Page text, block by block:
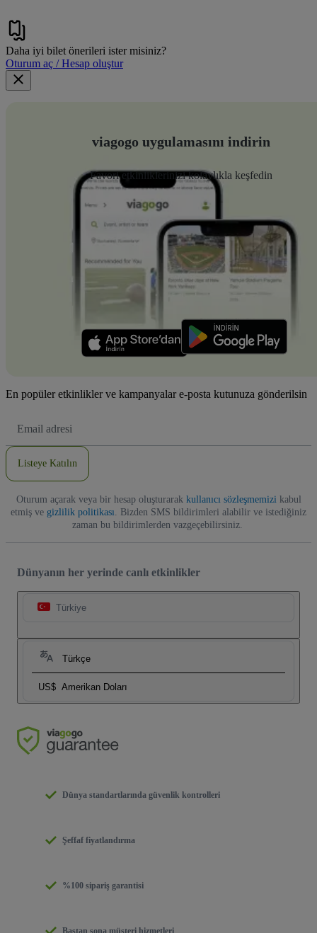
Daha iyi bilet önerileri ister misiniz?
Oturum aç / Hesap oluştur
viagogo uygulamasını indirin
Favori etkinliklerinizi kolaylıkla keşfedin
En popüler etkinlikler ve kampanyalar e-posta kutunuza gönderilsin
posta
Listeye Katılın
Oturum açarak veya bir hesap oluşturarak kullanıcı sözleşmemizikabul
etmiş ve gizlilik politikası. Bizden SMS bildirimleri alabilir ve istediğiniz
zaman bu bildirimlerden vazgeçebilirsiniz.
Dünyanın her yerinde canlı etkinlikler
Türkiye
Türkçe
US$ Amerikan Doları
Dünya standartlarında güvenlik kontrolleri
Şeffaf fiyatlandırma
%100 sipariş garantisi